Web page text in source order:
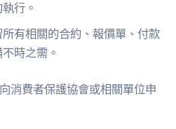
行。
所有相關的合約、報價單、付款
時之需。
消費者保護協會或相關單位申